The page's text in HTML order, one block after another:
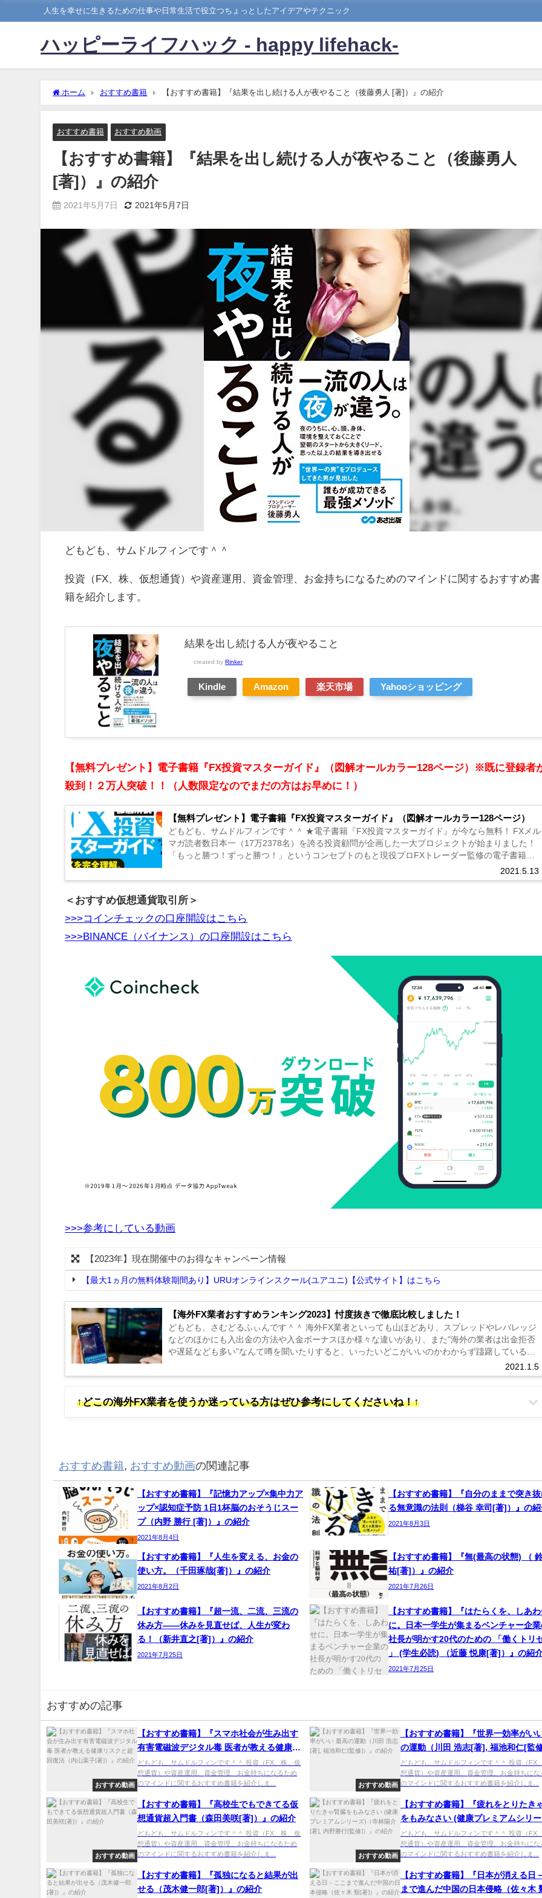
人生を幸せに生きるための仕事や日常生活で役立つちょっとしたアイデアやテクニック
ハッピーライフハック - happy lifehack-
ホーム おすすめ書籍 【おすすめ書籍】『結果を出し続ける人が夜やること（後藤勇人 [著]）』の紹介
おすすめ書籍 おすすめ動画
【おすすめ書籍】『結果を出し続ける人が夜やること（後藤勇人
[著]）』の紹介
2021年5月7日 2021年5月7日
どもども、サムドルフィンです＾＾
投資（FX、株、仮想通貨）や資産運用、資金管理、お金持ちになるためのマインドに関するおすすめ書
籍を紹介します。
結果を出し続ける人が夜やること
created byRinker
Kindle Amazon 楽天市場 Yahooショッピング
【無料プレゼント】電子書籍『FX投資マスターガイド』（図解オールカラー128ページ）※既に登録者
殺到！２万人突破！！（人数限定なのでまだの方はお早めに！）
【無料プレゼント】電子書籍『FX投資マスターガイド』（図解オールカラー128ページ）
2021.5.13
どもども、サムドルフィンです＾＾ ★電子書籍『FX投資マスターガイド』が今なら無料！ FXメル
マガ読者数日本一（17万2378名）を誇る投資顧問が企画した一大プロジェクトが始まりました！
「もっと勝つ！ずっと勝つ！」というコンセプトのもと現役プロFXトレーダー監修の電子書籍
＜おすすめ仮想通貨取引所＞
>>>コインチェックの口座開設はこちら
>>>BINANCE（バイナンス）の口座開設はこちら
>>>参考にしている動画
【2023年】現在開催中のお得なキャンペーン情報
【最大1ヵ月の無料体験期間あり】URUオンラインスクール(ユアユニ)【公式サイト】はこちら
【海外FX業者おすすめランキング2023】忖度抜きで徹底比較しました！
2021.1.5
どもども、さむどるふぃんです＾＾ 海外FX業者といっても山ほどあり、スプレッドやレバレッジ
などのほかにも入出金の方法や入金ボーナスほか様々な違いがあり、また"海外の業者は出金拒否
や遅延なども多い”なんて噂を聞いたりすると、いったいどこがいいのかわからず躊躇している人
↑どこの海外FX業者を使うか迷っている方はぜひ参考にしてくださいね！↑
おすすめ書籍, おすすめ動画の関連記事
【おすすめ書籍】『記憶力アップ×集中力ア
ップ×認知症予防 1日1杯脳のおそうじスー
プ（内野 勝行 [著]）』の紹介
2021年8月4日
【おすすめ書籍】『自分のままで突き
る無意識の法則（梯谷 幸司[著]）』の
2021年8月3日
【おすすめ書籍】『人生を変える、お金の
使い方。（千田琢哉[著]）』の紹介
2021年8月2日
【おすすめ書籍】『無(最高の状態) （
祐[著]）』の紹介
2021年7月26日
【おすすめ書籍】『超一流、二流、三流の
休み方――休みを見直せば、人生が変わ
る！（新井直之[著]）』の紹介
2021年7月25日
【おすすめ書籍】『はたらくを、しあ
に。日本一学生が集まるベンチャー企
社長が明かす20代のための 「働くトリ
」 (学生必読) （近藤 悦康[著]）』の紹
2021年7月25日
おすすめの記事
おすすめ動画
【おすすめ書籍】『スマホ社会が生み出す
有害電磁波デジタル毒 医者が教える健康リ
スクと超回復法（内山葉子[著]）』の紹介
どもども、サムドルフィンです＾＾ 投資（FX、株、仮
想通貨）や資産運用、資金管理、お金持ちになるため
のマインドに関するおすすめ書籍を紹介しま...
おすすめ動画
【おすすめ書籍】『世界一効率がい
の運動（川田 浩志[著], 福池和仁[監
の紹介
どもども、サムドルフィンです＾＾ 投資（FX
想通貨）や資産運用、資金管理、お金持ちにな
のマインドに関するおすすめ書籍を紹介しま...
おすすめ動画
【おすすめ書籍】『高校生でもできてる仮
想通貨超入門書（森田美咲[著]）』の紹介
どもども、サムドルフィンです＾＾ 投資（FX、株、仮
想通貨）や資産運用、資金管理、お金持ちになるため
のマインドに関するおすすめ書籍を紹介しま...
おすすめ動画
【おすすめ書籍】『疲れをとりたき
をもみなさい (健康プレミアムシリ
（寺林陽介[著], 内野勝行[監修]）』
どもども、サムドルフィンです＾＾ 投資（FX
想通貨）や資産運用、資金管理、お金持ちにな
のマインドに関するおすすめ書籍を紹介しま...
【おすすめ書籍】『孤独になると結果が出
せる（茂木健一郎[著]）』の紹介
【おすすめ書籍】『日本が消える日
まで進んだ中国の日本侵略（佐々木